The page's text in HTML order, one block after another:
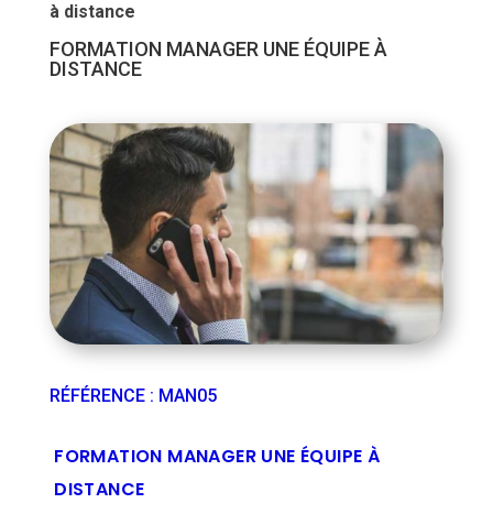
à distance
FORMATION MANAGER UNE ÉQUIPE À
DISTANCE
RÉFÉRENCE: MAN05
FORMATION MANAGER UNE ÉQUIPE À
DISTANCE